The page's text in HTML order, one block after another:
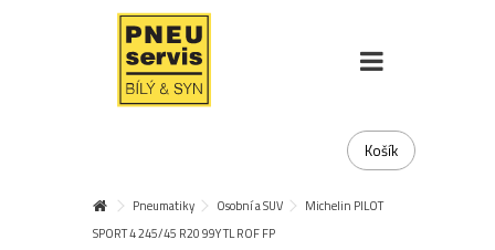
Košík
Pneumatiky Osobní a SUV
Michelin PILOT
SPORT 4 245/45 R20 99Y TL ROF FP